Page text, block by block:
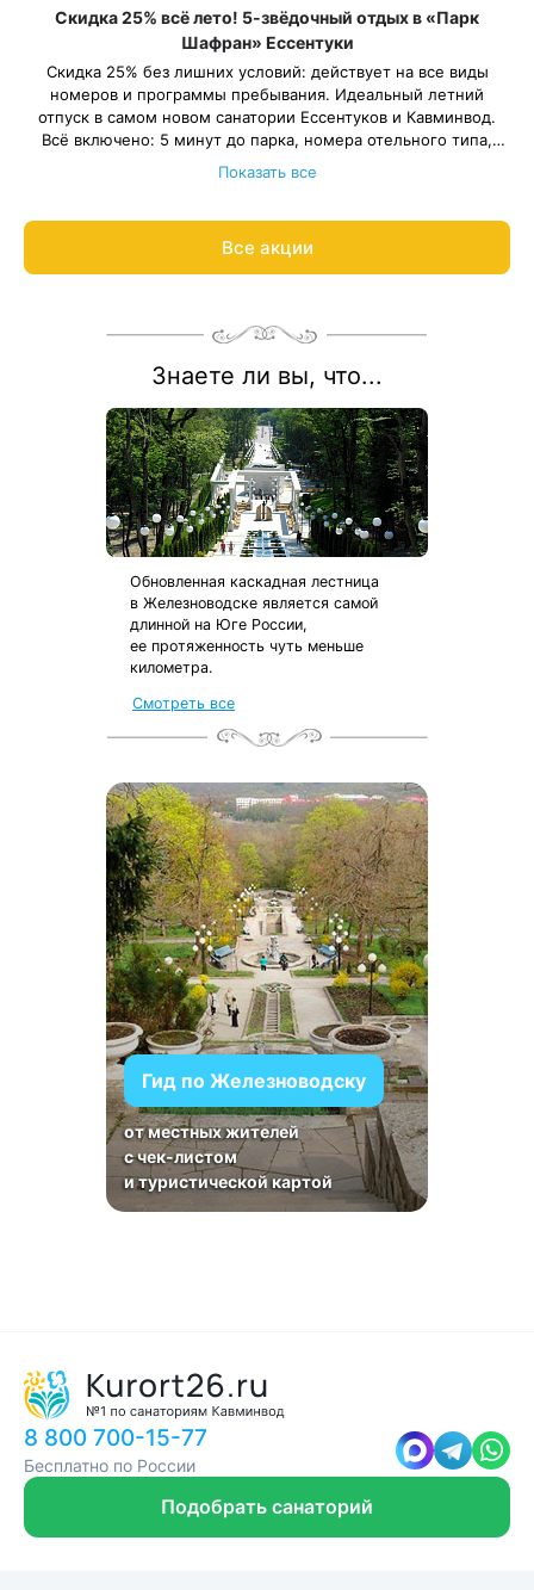
Скидка 25% всё лето! 5-звёдочный отдых в «Парк
Шафран» Ессентуки
Скидка 25% без лишних условий: действует на все виды
номеров и программы пребывания. Идеальный летний
отпуск в самом новом санатории Ессентуков и Кавминвод.
Всё включено: 5 минут до парка, номера отельного типа,
трехразовое питание «шведский стол» ресторанного уровня,
бассейн и хаммам, программа развлечений, детская комната.
Всего 111 номеров. Успейте забронировать заранее.
Весь период проживания должен пройти в периоды: 1 июня –
акции:8 800 700-15-77
Показать все
Все акции
Знаете ли вы, что...
Обновленная каскадная лестница
в Железноводске является самой
длинной на Юге России,
ее протяженность чуть меньше
километра.
Смотреть все
Гид по Железноводску
от местных жителей
с чек-листом
и туристической картой
8 800 700-15-77
Бесплатно по России
Подобрать санаторий